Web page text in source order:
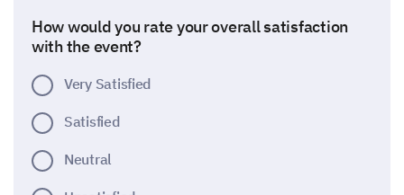
How would you rate your overall satisfaction
with the event?
Very Satisfied
Satisfied
Neutral